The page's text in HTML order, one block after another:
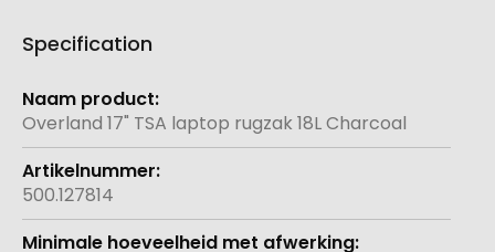
Specification
Meer
informatie
Overland 17" TSA laptop rugzak 18L Charcoal
500.127814